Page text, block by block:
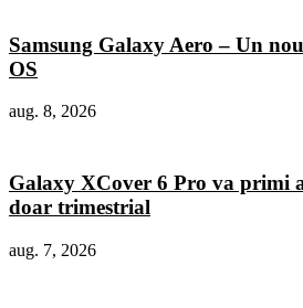
Samsung Galaxy Aero – Un
OS
aug. 8, 2026
Galaxy XCover 6 Pro va primi
doar trimestrial
aug. 7, 2026